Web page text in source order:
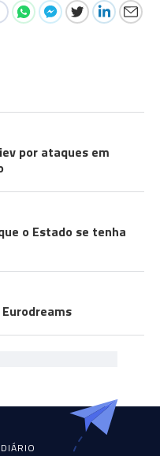
por ataques em
o Estado se tenha